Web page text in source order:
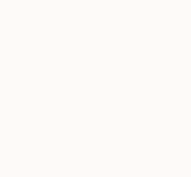
POUR PLUS DE